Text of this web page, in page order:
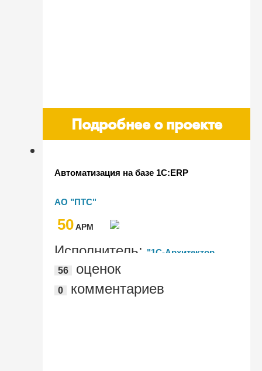
Подробнее о проекте
Автоматизация на базе 1С:ERP
АО "ПТС"
50AРМ
Исполнитель: "1С-Архитектор
бизнеса"
56 оценок
0 комментариев